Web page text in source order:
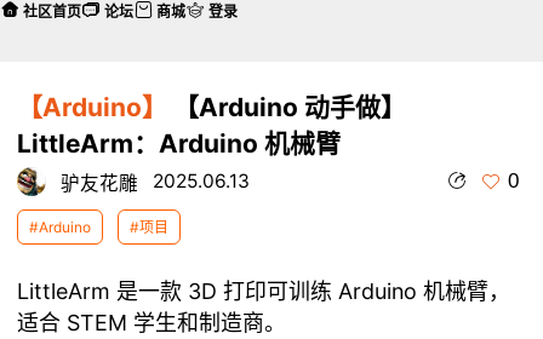
【Arduino】
【Arduino 动手做】
LittleArm：Arduino 机械臂
驴友花雕 2025.06.13 0
#Arduino #项目
LittleArm 是一款 3D 打印可训练 Arduino 机械臂，
适合 STEM 学生和制造商。
社区首页 论坛 商城 登录